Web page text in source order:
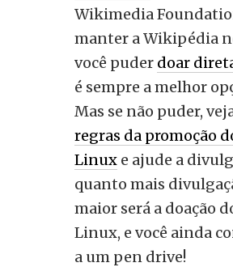
Wikimedia
manter a Wikipédia
você puder doar
é sempre a melhor
Mas se não puder,
regras da promoção
Linux e ajude a
quanto mais
maior será a doação
Linux, e você ainda
a um pen drive!